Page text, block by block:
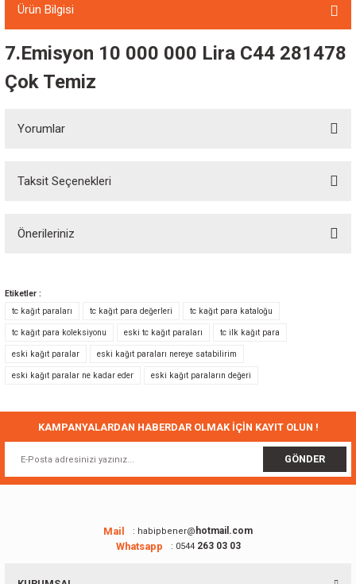
Ürün Bilgisi
7.Emisyon 10 000 000 Lira C44 281478
Çok Temiz
Yorumlar
Taksit Seçenekleri
Önerileriniz
Görüş ve önerileriniz için teşekkür ederiz.
Ürün resmi kalitesiz, bozuk veya görüntülenemiyor.
Ürün açıklamasında eksik bilgiler bulunuyor.
Ürün fiyatı diğer sitelerden daha pahalı.
Bu ürüne benzer farklı alternatifler olmalı.
Gönder
Etiketler :
tc kağıt paraları
tc kağıt para değerleri tc kağıt para kataloğu
tc kağıt para koleksiyonu eski tc kağıt paraları tc ilk kağıt para
eski kağıt paralar eski kağıt paraları nereye satabilirim
eski kağıt paralar ne kadar eder eski kağıt paraların değeri
KAMPANYALARDAN HABERDAR OLMAK İÇİN KAYIT OLUN !
GÖNDER
Mail : habipbener@ hotmail.com
Whatsapp : 0544263 03 03